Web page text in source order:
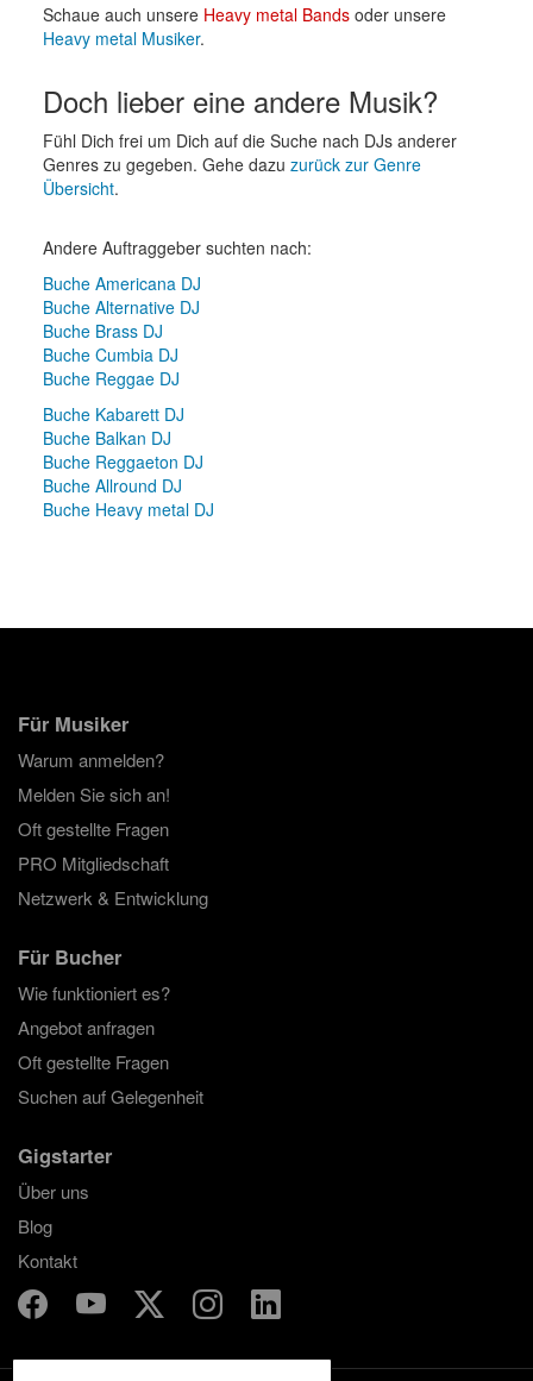
Schaue auch unsere Heavy metal Bandsoder unsere
Heavy metal Musiker.
Doch lieber eine andere Musik?
Fühl Dich frei um Dich auf die Suche nach DJs anderer
Genres zu gegeben. Gehe dazu zurück zur Genre
Übersicht.
Andere Auftraggeber suchten nach:
Buche Americana DJ
Buche Alternative DJ
Buche Brass DJ
Buche Cumbia DJ
Buche Reggae DJ
Buche Kabarett DJ
Buche Balkan DJ
Buche Reggaeton DJ
Buche Allround DJ
Buche Heavy metal DJ
Für Musiker
Warum anmelden?
Melden Sie sich an!
Oft gestellte Fragen
PRO Mitgliedschaft
Netzwerk & Entwicklung
Für Bucher
Wie funktioniert es?
Angebot anfragen
Oft gestellte Fragen
Suchen auf Gelegenheit
Gigstarter
Über uns
Blog
Kontakt